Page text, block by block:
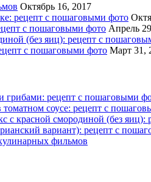
Октябрь 16, 2017
рецепт с пошаговыми фото
с пошаговыми фото Апрель
(без яиц): рецепт с
с пошаговыми фото Март 31,
грибами: рецепт с пошаговыми
томатном соусе: рецепт с
с красной смородиной (без яиц):
вариант): рецепт с
фильмов